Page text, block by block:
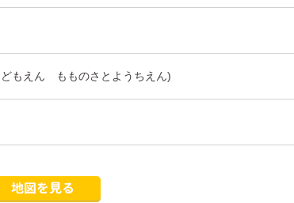
もえん もものさとようちえん)